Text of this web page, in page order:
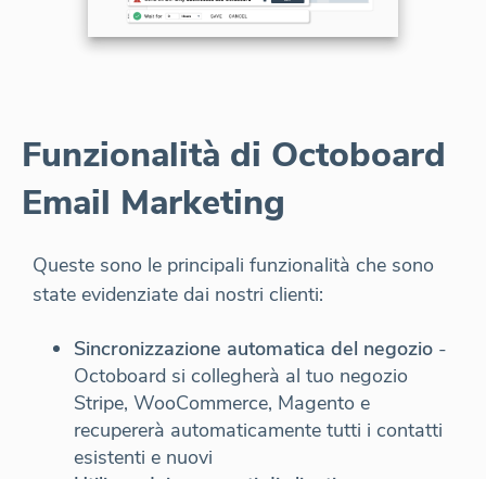
Funzionalità di Octoboard
Email Marketing
Queste sono le principali funzionalità che sono
state evidenziate dai nostri clienti:
Sincronizzazione automatica del negozio -
Octoboard si collegherà al tuo negozio
Stripe, WooCommerce, Magento e
recupererà automaticamente tutti i contatti
esistenti e nuovi